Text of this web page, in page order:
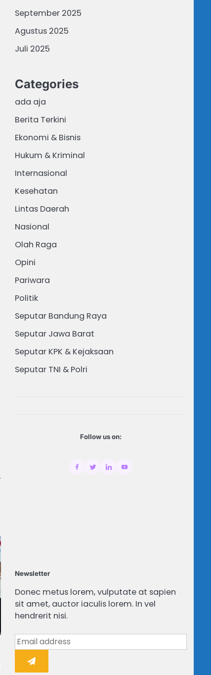
September 2025
Agustus 2025
Juli 2025
Categories
ada aja
Berita Terkini
Ekonomi & Bisnis
Hukum & Kriminal
Internasional
Kesehatan
Lintas Daerah
Nasional
Olah Raga
Opini
Pariwara
Politik
Seputar Bandung Raya
Seputar Jawa Barat
Seputar KPK & Kejaksaan
Seputar TNI & Polri
Follow us on:
Newsletter
Donec metus lorem, vulputate at sapien
sit amet, auctor iaculis lorem. In vel
hendrerit nisi.